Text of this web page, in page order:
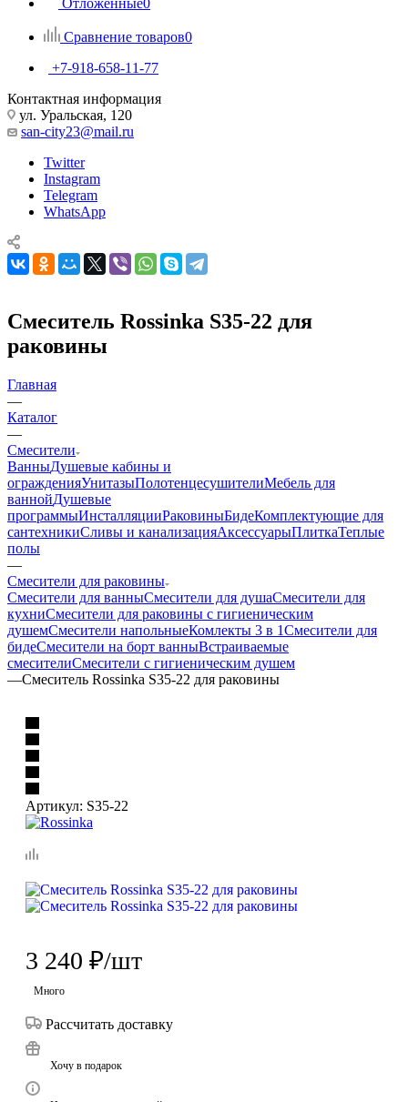
Отложенные0
Сравнение товаров0
+7-918-658-11-77
Контактная информация
ул. Уральская, 120
san-city23@mail.ru
Twitter
Instagram
Telegram
WhatsApp
Смеситель Rossinka S35-22 для
раковины
Главная
—
Каталог
—
Смесители
ВанныДушевые кабины и
огражденияУнитазыПолотенцесушителиМебель для
ваннойДушевые
программыИнсталляцииРаковиныБидеКомплектующие для
сантехникиСливы и канализацияАксессуарыПлиткаТеплые
полы
—
Смесители для раковины
Смесители для ванныСмесители для душаСмесители для
кухниСмесители для раковины с гигиеническим
душемСмесители напольныеКомлекты 3 в 1Смесители для
бидеСмесители на борт ванныВстраиваемые
смесителиСмесители с гигиеническим душем
—Смеситель Rossinka S35-22 для раковины
Артикул: S35-22
3 240 ₽/шт
Много
Рассчитать доставку
Хочу в подарок